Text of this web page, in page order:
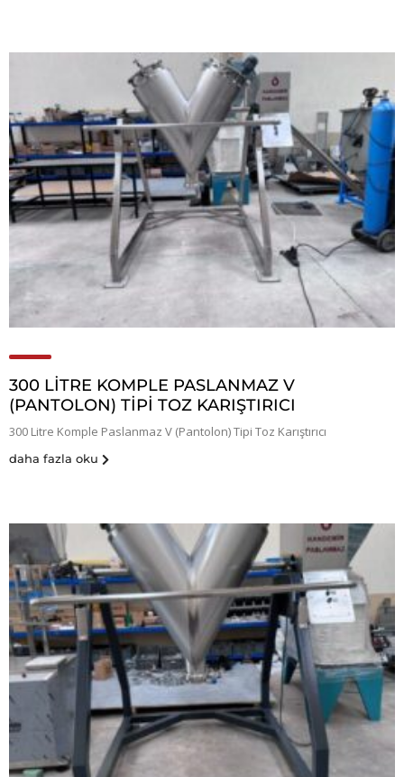
300 LITRE KOMPLE PASLANMAZ V
(PANTOLON) TIPI TOZ KARIŞTIRICI
300 Litre Komple Paslanmaz V (Pantolon) Tipi Toz Karıştırıcı
daha fazla oku